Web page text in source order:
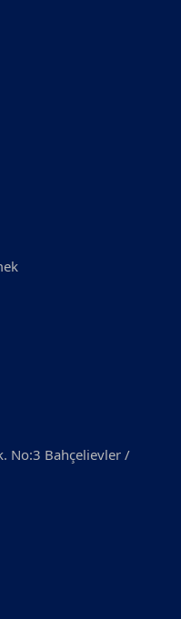
No:3 Bahçelievler /